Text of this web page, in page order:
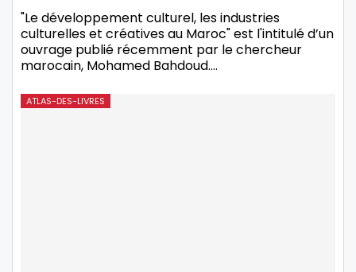
"Le développement culturel, les industries
culturelles et créatives au Maroc" est l'intitulé d’un
ouvrage publié récemment par le chercheur
marocain, Mohamed Bahdoud.…
ATLAS-DES-LIVRES